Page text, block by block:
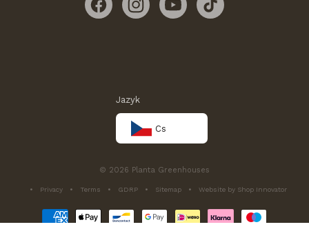
FacebookInstagramYouTubeTikTok
Jazyk
Cs
Platební
metody
© 2026 Planta Greenhouses
Privacy Terms GDRP Sitemap Website by Shop Innovator